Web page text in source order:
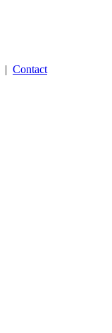
| Contact